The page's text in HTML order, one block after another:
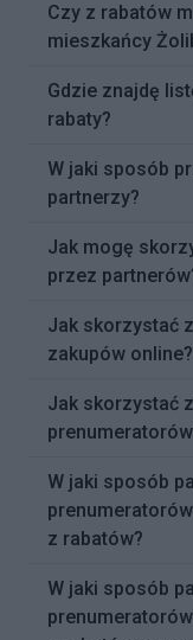
Czy z rabatów
mieszkańcy
Gdzie znajdę
rabaty?
W jaki sposób
partnerzy?
Jak mogę
przez
Jak skorzystać
zakupów online?
Jak skorzystać
W jaki sposób
z rabatów?
W jaki sposób